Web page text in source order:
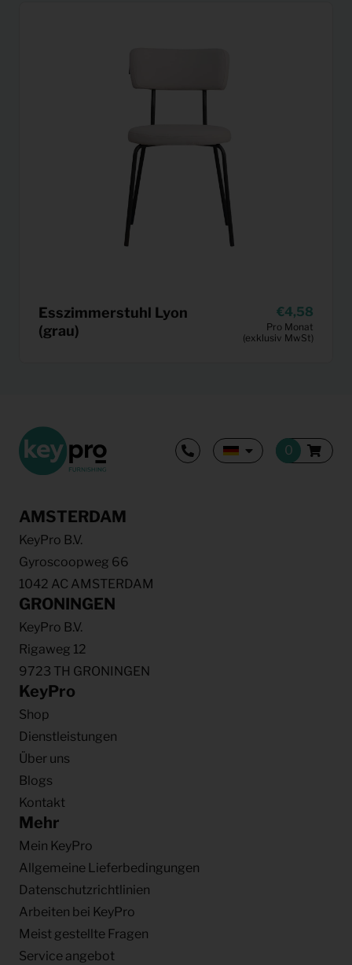
Esszimmerstuhl Lyon
(grau)
4,58
Pro Monat
(exklusiv MwSt)
AMSTERDAM
KeyPro B.V.
Gyroscoopweg 66
1042 AC AMSTERDAM
GRONINGEN
KeyPro B.V.
Rigaweg 12
9723 TH GRONINGEN
KeyPro
Shop
Dienstleistungen
Über uns
Blogs
Kontakt
Mehr
Mein KeyPro
Allgemeine Lieferbedingungen
Datenschutzrichtlinien
Arbeiten bei KeyPro
Meist gestellte Fragen
Service angebot